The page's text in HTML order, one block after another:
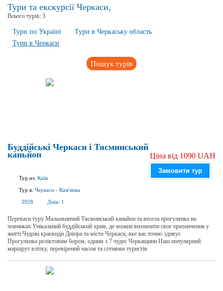
Тури та екскурсії Черкаси,
Всього турів: 3
Тури по Україні
Тури в Черкаську область
Тури в Черкаси
Пошук турів
Буддійські Черкаси і Тясминський
каньйон
Тур из: Київ
Тур в: Черкаси - Кам'янка
3928
Днів: 1
Ціна від 1090 UAH
Замовити тур
Переваги туру Мальовничий Тясминський каньйон та весела прогулянка на
човниках Унікальний буддійський храм, де можна визначити своє призначення у
житті Чудові краєвиди Дніпра та місто Черкаси, яке вас точно здивує
Прогулянка реліктовим бором, одним з 7 чудес Черкащини Наш популярний
маршрут влітку, перевірений часом та сотнями туристів